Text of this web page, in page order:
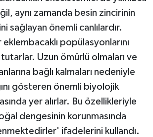
aynı zamanda besin zincirinin
sağlayan önemli canlılardır.
popülasyonlarını
Uzun ömürlü olmaları ve
bağlı kalmaları nedeniyle
gösteren önemli biyolojik
yer alırlar. Bu özellikleriyle
dengesinin korunmasında
ifadelerini kullandı.